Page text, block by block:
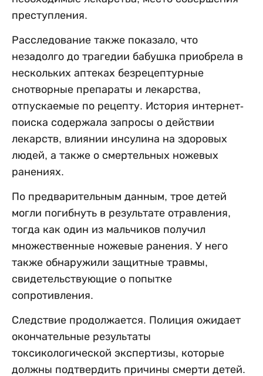
преступления.
Расследование также показало, что
незадолго до трагедии бабушка приобрела в
нескольких аптеках безрецептурные
снотворные препараты и лекарства,
отпускаемые по рецепту. История интернет-
поиска содержала запросы о действии
лекарств, влиянии инсулина на здоровых
людей, а также о смертельных ножевых
ранениях.
По предварительным данным, трое детей
могли погибнуть в результате отравления,
тогда как один из мальчиков получил
множественные ножевые ранения. У него
также обнаружили защитные травмы,
свидетельствующие о попытке
сопротивления.
Следствие продолжается. Полиция ожидает
окончательные результаты
токсикологической экспертизы, которые
должны подтвердить причины смерти детей.